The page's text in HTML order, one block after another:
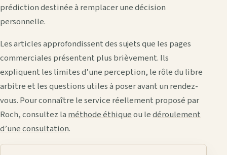
prédiction destinée à remplacer une décision
personnelle.
Les articles approfondissent des sujets que les pages
commerciales présentent plus brièvement. Ils
expliquent les limites d’une perception, le rôle du libre
arbitre et les questions utiles à poser avant un rendez-
vous. Pour connaître le service réellement proposé par
Roch, consultez laméthode éthiqueou ledéroulement
d’une consultation.